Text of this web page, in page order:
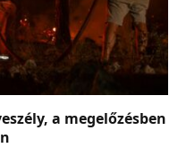
a megelőzésben